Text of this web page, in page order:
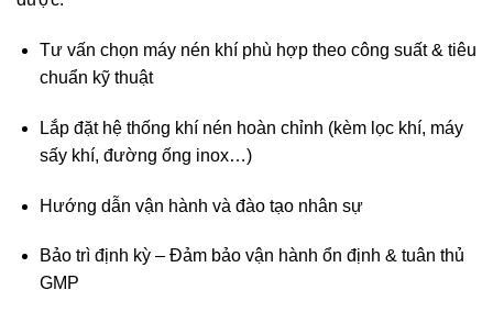
Tư vấn chọn máy nén khí phù hợp theo công suất & tiêu
chuẩn kỹ thuật
Lắp đặt hệ thống khí nén hoàn chỉnh (kèm lọc khí, máy
sấy khí, đường ống inox…)
Hướng dẫn vận hành và đào tạo nhân sự
Bảo trì định kỳ – Đảm bảo vận hành ổn định & tuân thủ
GMP